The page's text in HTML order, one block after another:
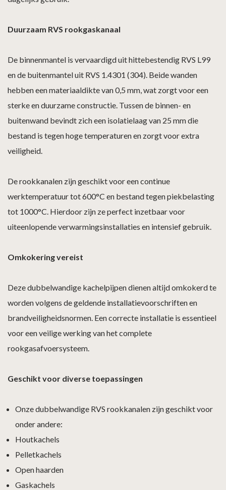
Duurzaam RVS rookgaskanaal
De binnenmantel is vervaardigd uit hittebestendig RVS L99
en de buitenmantel uit RVS 1.4301 (304). Beide wanden
hebben een materiaaldikte van 0,5 mm, wat zorgt voor een
sterke en duurzame constructie. Tussen de binnen- en
buitenwand bevindt zich een isolatielaag van 25 mm die
bestand is tegen hoge temperaturen en zorgt voor extra
veiligheid.
De rookkanalen zijn geschikt voor een continue
werktemperatuur tot 600°C en bestand tegen piekbelasting
tot 1000°C. Hierdoor zijn ze perfect inzetbaar voor
uiteenlopende verwarmingsinstallaties en intensief gebruik.
Omkokering vereist
Deze dubbelwandige kachelpijpen dienen altijd omkokerd te
worden volgens de geldende installatievoorschriften en
brandveiligheidsnormen. Een correcte installatie is essentieel
voor een veilige werking van het complete
rookgasafvoersysteem.
Geschikt voor diverse toepassingen
Onze dubbelwandige RVS rookkanalen zijn geschikt voor
onder andere:
Houtkachels
Pelletkachels
Open haarden
Gaskachels